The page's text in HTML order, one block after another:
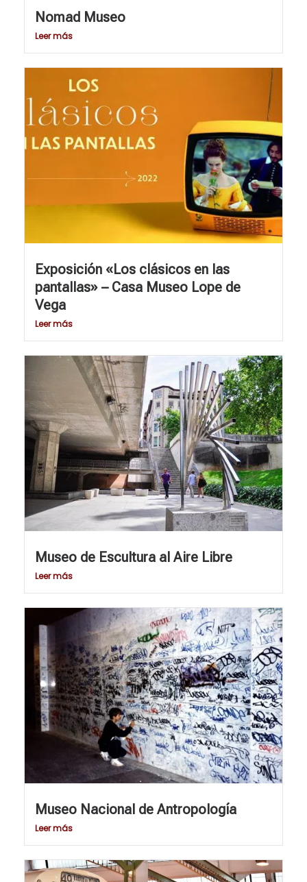
Nomad Museo
Leer más
Exposición «Los clásicos en las
pantallas» – Casa Museo Lope de
Vega
Leer más
Museo de Escultura al Aire Libre
Leer más
Museo Nacional de Antropología
Leer más